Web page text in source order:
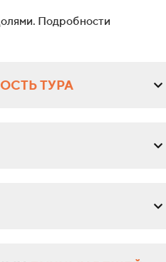
Подробности
ТУРА